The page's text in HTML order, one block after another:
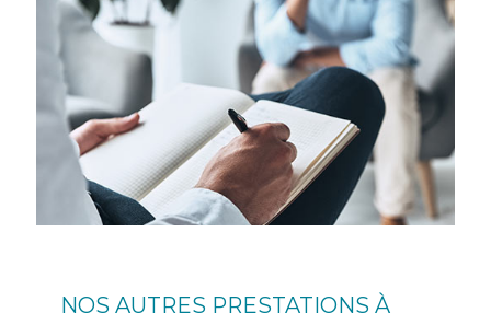
NOS AUTRES PRESTATIONS À